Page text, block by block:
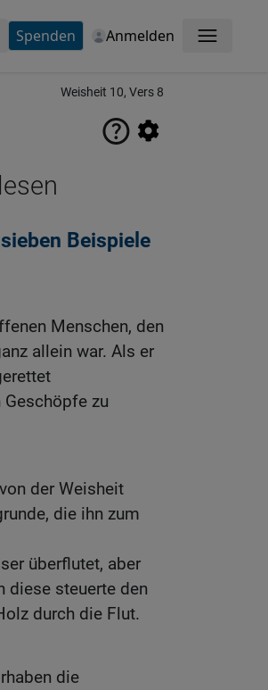
Spenden Anmelden Menü
Weisheit 10, Vers 8
Beispiele
Menschen, den
allein war. Als er
zu
der Weisheit
die ihn zum
überflutet, aber
diese steuerte den
durch die Flut.
die